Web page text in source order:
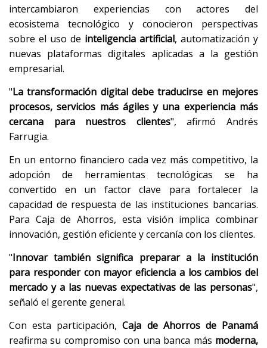
intercambiaron experiencias con actores del
ecosistema tecnológico y conocieron perspectivas
sobre el uso de inteligencia artificial, automatización y
nuevas plataformas digitales aplicadas a la gestión
empresarial.
"La transformación digital debe traducirse en mejores
procesos, servicios más ágiles y una experiencia más
cercana para nuestros clientes", afirmó Andrés
Farrugia.
En un entorno financiero cada vez más competitivo, la
adopción de herramientas tecnológicas se ha
convertido en un factor clave para fortalecer la
capacidad de respuesta de las instituciones bancarias.
Para Caja de Ahorros, esta visión implica combinar
innovación, gestión eficiente y cercanía con los clientes.
"Innovar también significa preparar a la institución
para responder con mayor eficiencia a los cambios del
mercado y a las nuevas expectativas de las personas",
señaló el gerente general.
Con esta participación,Caja de Ahorros de Panamá
reafirma su compromiso con una banca más moderna,